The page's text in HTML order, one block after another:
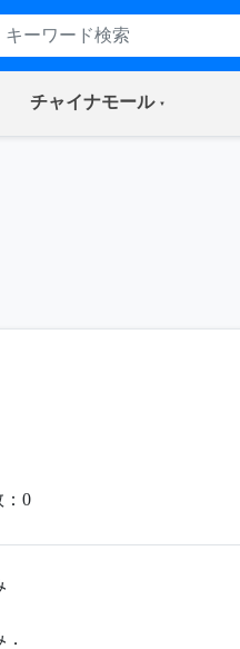
チャイナモール(current)
0